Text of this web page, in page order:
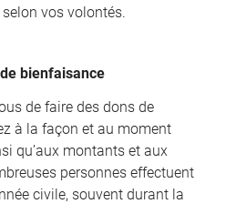
vos volontés.
bienfaisance
de faire des dons de
à la façon et au moment
qu’aux montants et aux
personnes effectuent
civile, souvent durant la